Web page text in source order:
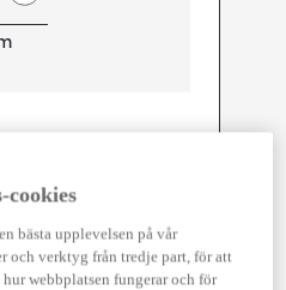
121g/km
cookies
bästa upplevelsen på vår
och verktyg från tredje part, för att
webbplatsen fungerar och för